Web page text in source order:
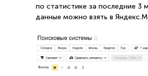
по статистике за последние 3
данные можно взять в